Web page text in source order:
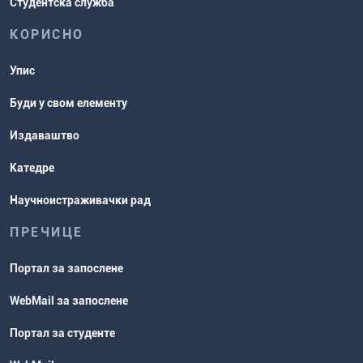
Студентска служба
КОРИСНО
Упис
Буди у свом елементу
Издаваштво
Катедре
Научноистраживачки рад
ПРЕЧИЦЕ
Портал за запослене
WebMail за запослене
Портал за студенте